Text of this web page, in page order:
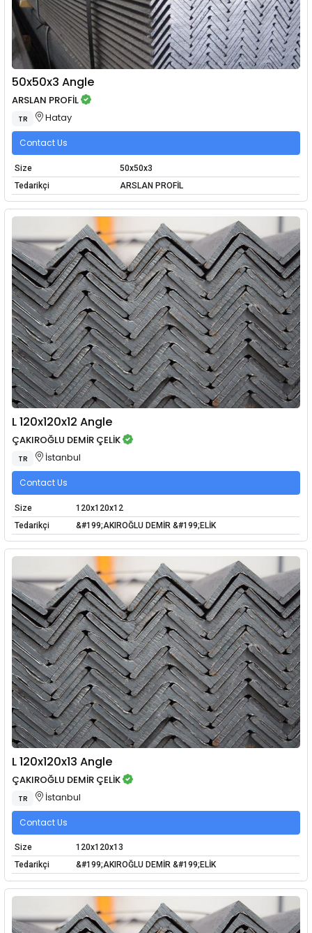
50x50x3 Angle
ARSLAN PROFİL
TR Hatay
Contact Us
Size
50x50x3
Tedarikçi
ARSLAN PROFİL
L 120x120x12 Angle
ÇAKIROĞLU DEMİR ÇELİK
TR İstanbul
Contact Us
Size
120x120x12
Tedarikçi
&#199;AKIROĞLU DEMİR &#199;ELİK
L 120x120x13 Angle
ÇAKIROĞLU DEMİR ÇELİK
TR İstanbul
Contact Us
Size
120x120x13
Tedarikçi
&#199;AKIROĞLU DEMİR &#199;ELİK